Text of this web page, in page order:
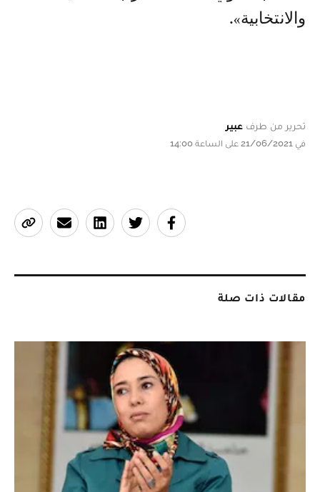
والانتخابية».
تحرير من طرف عبير
في 21/06/2021 على الساعة 14:00
مقالات ذات صلة